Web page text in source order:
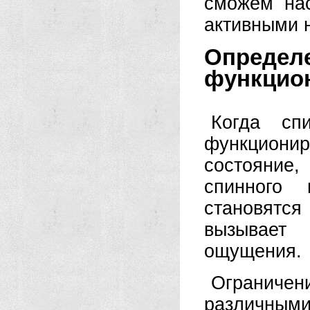
активными
Когда
ощущения.